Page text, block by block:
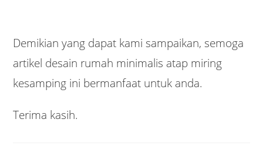
Demikian yang dapat kami sampaikan, semoga
artikel desain rumah minimalis atap miring
kesamping ini bermanfaat untuk anda.
Terima kasih.